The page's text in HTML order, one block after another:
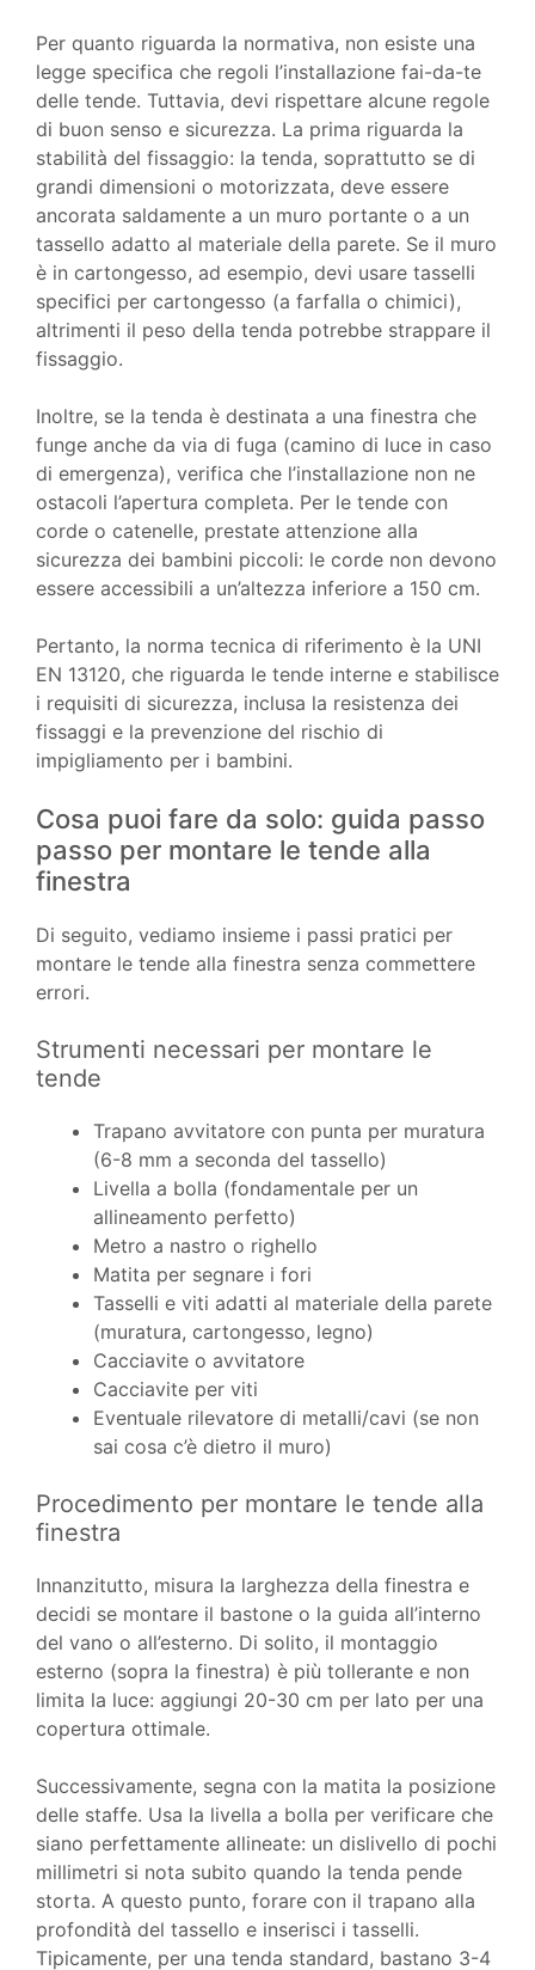
Per quanto riguarda la normativa, non esiste una
legge specifica che regoli l’installazione fai-da-te
delle tende. Tuttavia, devi rispettare alcune regole
di buon senso e sicurezza. La prima riguarda la
stabilità del fissaggio: la tenda, soprattutto se di
grandi dimensioni o motorizzata, deve essere
ancorata saldamente a un muro portante o a un
tassello adatto al materiale della parete. Se il muro
è in cartongesso, ad esempio, devi usare tasselli
specifici per cartongesso (a farfalla o chimici),
altrimenti il peso della tenda potrebbe strappare il
fissaggio.
Inoltre, se la tenda è destinata a una finestra che
funge anche da via di fuga (camino di luce in caso
di emergenza), verifica che l’installazione non ne
ostacoli l’apertura completa. Per le tende con
corde o catenelle, prestate attenzione alla
sicurezza dei bambini piccoli: le corde non devono
essere accessibili a un’altezza inferiore a 150 cm.
Pertanto, la norma tecnica di riferimento è la UNI
EN 13120, che riguarda le tende interne e stabilisce
i requisiti di sicurezza, inclusa la resistenza dei
fissaggi e la prevenzione del rischio di
impigliamento per i bambini.
Cosa puoi fare da solo: guida passo
passo per montare le tende alla
finestra
Di seguito, vediamo insieme i passi pratici per
montare le tende alla finestra senza commettere
errori.
Strumenti necessari per montare le
tende
Trapano avvitatore con punta per muratura
(6-8 mm a seconda del tassello)
Livella a bolla (fondamentale per un
allineamento perfetto)
Metro a nastro o righello
Matita per segnare i fori
Tasselli e viti adatti al materiale della parete
(muratura, cartongesso, legno)
Cacciavite o avvitatore
Cacciavite per viti
Eventuale rilevatore di metalli/cavi (se non
sai cosa c’è dietro il muro)
Procedimento per montare le tende alla
finestra
Innanzitutto, misura la larghezza della finestra e
decidi se montare il bastone o la guida all’interno
del vano o all’esterno. Di solito, il montaggio
esterno (sopra la finestra) è più tollerante e non
limita la luce: aggiungi 20-30 cm per lato per una
copertura ottimale.
Successivamente, segna con la matita la posizione
delle staffe. Usa la livella a bolla per verificare che
siano perfettamente allineate: un dislivello di pochi
millimetri si nota subito quando la tenda pende
storta. A questo punto, forare con il trapano alla
profondità del tassello e inserisci i tasselli.
Tipicamente, per una tenda standard, bastano 3-4